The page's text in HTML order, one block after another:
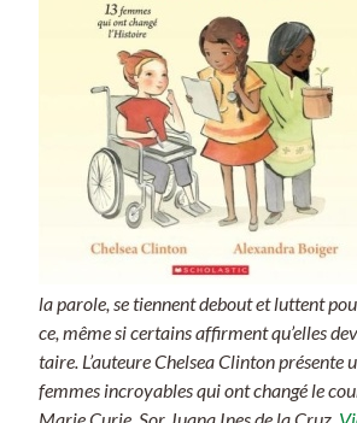
la parole, se tiennent debout et luttent
ce, même si certains affirment qu’elles
taire. L’auteure Chelsea Clinton présente
femmes incroyables qui ont changé le
Marie Curie, Sor Juana Ines de la Cruz,